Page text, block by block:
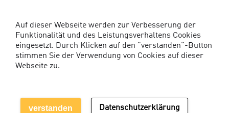
Dienstleistungen
Auf dieser Webseite werden zur Verbesserung der
Funktionalität und des Leistungsverhaltens Cookies
eingesetzt. Durch Klicken auf den "verstanden"-Button
stimmen Sie der Verwendung von Cookies auf dieser
Webseite zu.
verstanden Datenschutzerklärung